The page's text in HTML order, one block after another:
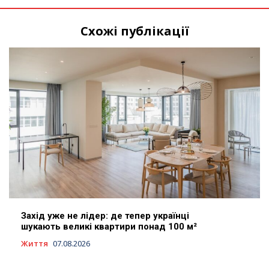
Схожі публікації
Захід уже не лідер: де тепер українці
шукають великі квартири понад 100 м²
Життя 07.08.2026